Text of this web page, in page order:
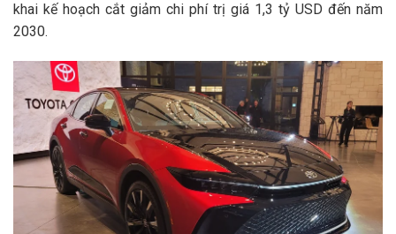
khai kế hoạch cắt giảm chi phí trị giá 1,3 tỷ USD đến năm
2030.